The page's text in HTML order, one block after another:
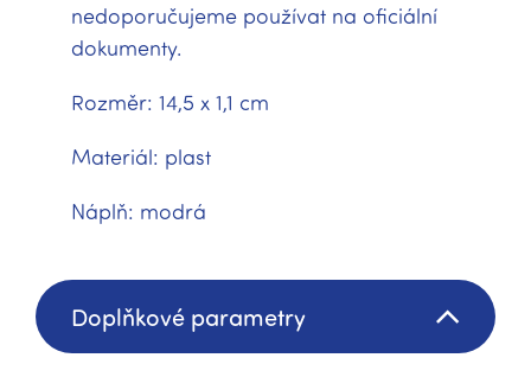
nedoporučujeme používat na oficiální
dokumenty.
Rozměr: 14,5 x 1,1 cm
Materiál: plast
Náplň: modrá
Doplňkové parametry